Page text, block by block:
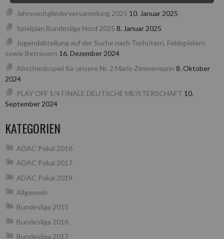
Jahresmitgliederversammlung 2025 10. Januar 2025
Spielplan Bundesliga Nord 2025 8. Januar 2025
Jugendabteilung auf der Suche nach Torhütern, Feldspielern
sowie Betreuern 16. Dezember 2024
Abschiedsspiel für unsere Nr. 2 Mario Zimmermann 8. Oktober
2024
PLAY OFF 1/4 FINALE DEUTSCHE MEISTERSCHAFT 10.
September 2024
KATEGORIEN
ADAC Pokal 2016
ADAC Pokal 2017
ADAC Pokal 2019
Allgemein
Bundesliga 2015
Bundesliga 2016
Bundesliga 2017